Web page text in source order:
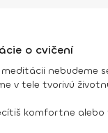
o cvičení
nebudeme
v tele tvorivú
komfortne